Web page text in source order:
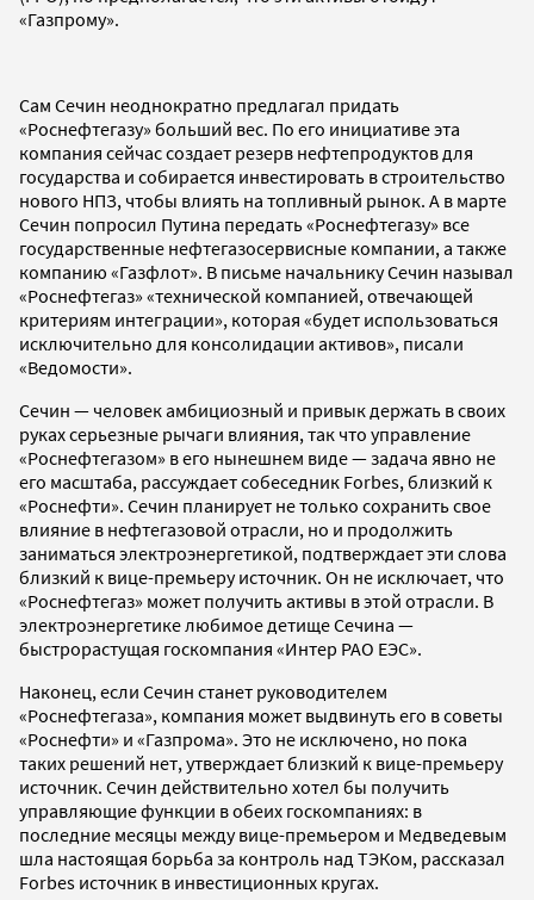
«Газпрому».
Сам Сечин неоднократно предлагал придать
«Роснефтегазу» больший вес. По его инициативе эта
компания сейчас создает резерв нефтепродуктов для
государства и собирается инвестировать в строительство
нового НПЗ, чтобы влиять на топливный рынок. А в марте
Сечин попросил Путина передать «Роснефтегазу» все
государственные нефтегазосервисные компании, а также
компанию «Газфлот». В письме начальнику Сечин называл
«Роснефтегаз» «технической компанией, отвечающей
критериям интеграции», которая «будет использоваться
исключительно для консолидации активов», писали
«Ведомости».
Сечин — человек амбициозный и привык держать в своих
руках серьезные рычаги влияния, так что управление
«Роснефтегазом» в его нынешнем виде — задача явно не
его масштаба, рассуждает собеседник Forbes, близкий к
«Роснефти». Сечин планирует не только сохранить свое
влияние в нефтегазовой отрасли, но и продолжить
заниматься электроэнергетикой, подтверждает эти слова
близкий к вице-премьеру источник. Он не исключает, что
«Роснефтегаз» может получить активы в этой отрасли. В
электроэнергетике любимое детище Сечина —
быстрорастущая госкомпания «Интер РАО ЕЭС».
Наконец, если Сечин станет руководителем
«Роснефтегаза», компания может выдвинуть его в советы
«Роснефти» и «Газпрома». Это не исключено, но пока
таких решений нет, утверждает близкий к вице-премьеру
источник. Сечин действительно хотел бы получить
управляющие функции в обеих госкомпаниях: в
последние месяцы между вице-премьером и Медведевым
шла настоящая борьба за контроль над ТЭКом, рассказал
Forbes источник в инвестиционных кругах.